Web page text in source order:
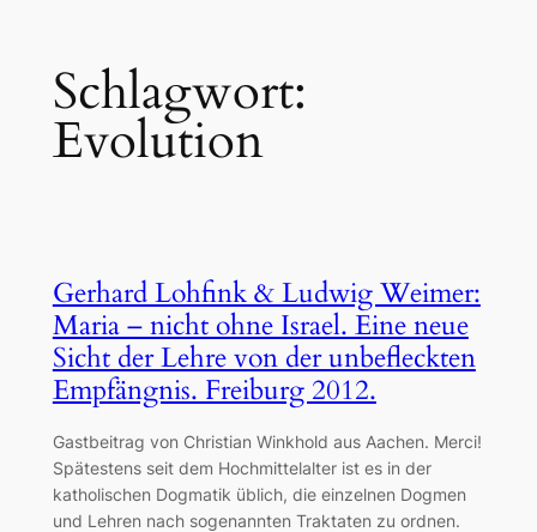
Schlagwort:
Evolution
Gerhard Lohfink & Ludwig Weimer:
Maria – nicht ohne Israel. Eine neue
Sicht der Lehre von der unbefleckten
Empfängnis. Freiburg 2012.
Gastbeitrag von Christian Winkhold aus Aachen. Merci!
Spätestens seit dem Hochmittelalter ist es in der
katholischen Dogmatik üblich, die einzelnen Dogmen
und Lehren nach sogenannten Traktaten zu ordnen.